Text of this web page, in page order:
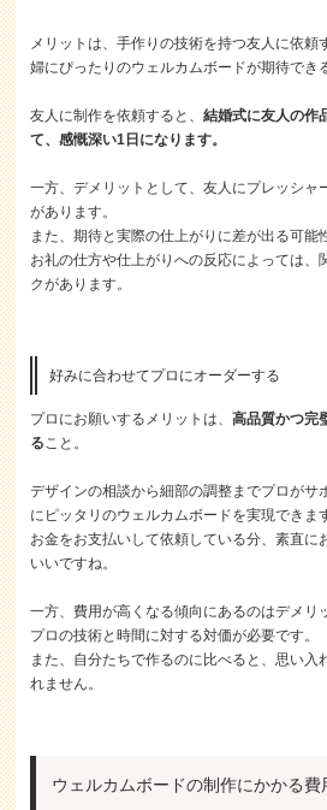
メリットは、手作りの技術を持つ友人に依頼
婦にぴったりのウェルカムボードが期待でき
友人に制作を依頼すると、結婚式に友人の作
て、感慨深い1日になります。
一方、デメリットとして、友人にプレッシャ
があります。
また、期待と実際の仕上がりに差が出る可能
お礼の仕方や仕上がりへの反応によっては、
クがあります。
好みに合わせてプロにオーダーする
プロにお願いするメリットは、高品質かつ完
ること。
デザインの相談から細部の調整までプロがサ
にピッタリのウェルカムボードを実現できま
お金をお支払いして依頼している分、素直に
いいですね。
一方、費用が高くなる傾向にあるのはデメリ
プロの技術と時間に対する対価が必要です。
また、自分たちで作るのに比べると、思い入
れません。
ウェルカムボードの制作にかかる費